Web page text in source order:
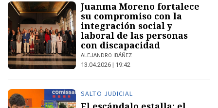
Juanma Moreno fortalece
su compromiso con la
integración social y
laboral de las personas
con discapacidad
ALEJANDRO IBÁÑEZ
13.04.2026 | 19:42
SALTO JUDICIAL